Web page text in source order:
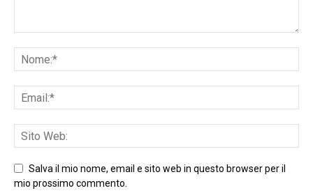
Salva il mio nome, email e sito web in questo browser per il
mio prossimo commento.